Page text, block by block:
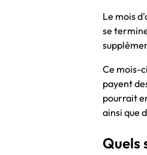
Le mois
se
Ce mois-
payent
pourrait
ainsi que
Quels